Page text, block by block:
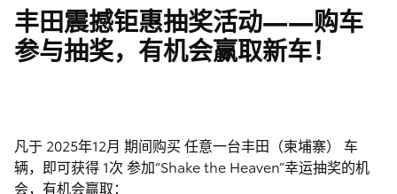
丰田震撼钜惠抽奖活动——购车
参与抽奖，有机会赢取新车！
凡于 2025年12月 期间购买 任意一台丰田（柬埔寨） 车
辆，即可获得 1次 参加“Shake the Heaven”幸运抽奖的机
会，有机会赢取：